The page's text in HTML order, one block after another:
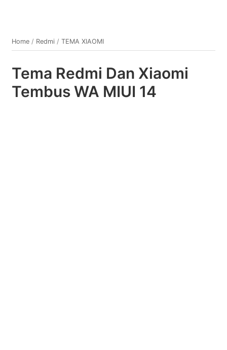
Home / Redmi /TEMA XIAOMI
Tema Redmi Dan Xiaomi
Tembus WA MIUI 14